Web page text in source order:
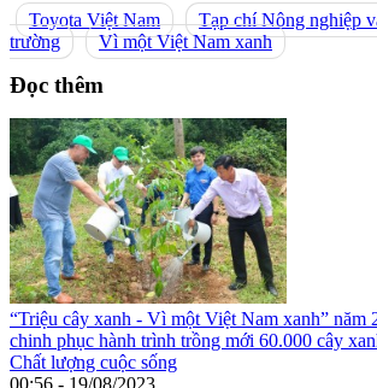
Toyota Việt Nam
Tạp chí Nông nghiệp
trường
Vì một Việt Nam xanh
Đọc thêm
“Triệu cây xanh - Vì một Việt Nam xanh” năm
chinh phục hành trình trồng mới 60.000 cây
Chất lượng cuộc sống
00:56 - 19/08/2023